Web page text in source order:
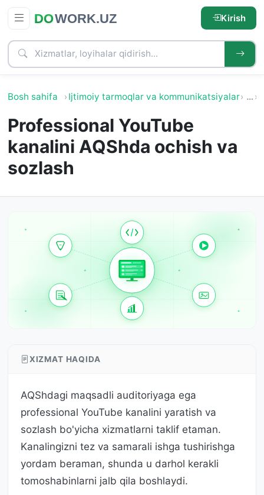
Kirish
Bosh sahifa Ijtimoiy tarmoqlar va kommunikatsiyalar …
Professional YouTube
kanalini AQShda ochish va
sozlash
XIZMAT HAQIDA
AQShdagi maqsadli auditoriyaga ega
professional YouTube kanalini yaratish va
sozlash bo'yicha xizmatlarni taklif etaman.
Kanalingizni tez va samarali ishga tushirishga
yordam beraman, shunda u darhol kerakli
tomoshabinlarni jalb qila boshlaydi.